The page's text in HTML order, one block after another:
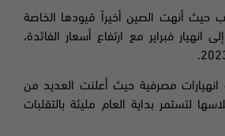
حيث أنهت الصين أخيراً قيودها الخاصة
بفايروس كوفيد- 19 إلى انهيار فبراير مع ارتفاع أسعار الفائدة،
مصرفية حيث أعلنت العديد من
لتستمر بداية العام مليئة بالتقلبات